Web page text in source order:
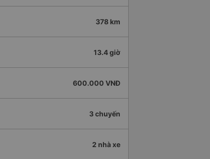
378 km
13.4 giờ
600.000 VNĐ
3 chuyến
2 nhà xe